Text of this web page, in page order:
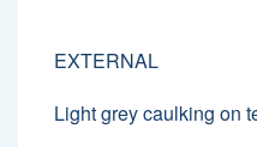
EXTERNAL
Light grey caulking on